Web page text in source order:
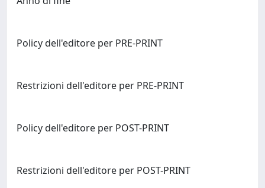
Policy dell'editore per PRE-PRINT
Restrizioni dell'editore per PRE-PRINT
Policy dell'editore per POST-PRINT
Restrizioni dell'editore per POST-PRINT